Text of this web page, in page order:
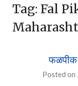
Tag: Fal
फळपीक
Posted on